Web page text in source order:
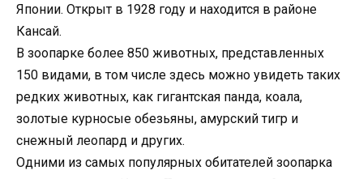
Японии. Открыт в 1928 году и находится в районе
Кансай.
В зоопарке более 850 животных, представленных
150 видами, в том числе здесь можно увидеть таких
редких животных, как гигантская панда, коала,
золотые курносые обезьяны, амурский тигр и
снежный леопард и других.
Одними из самых популярных обитателей зоопарка